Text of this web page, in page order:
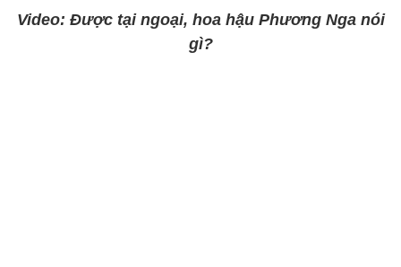
Video: Được tại ngoại, hoa hậu Phương Nga nói
gì?